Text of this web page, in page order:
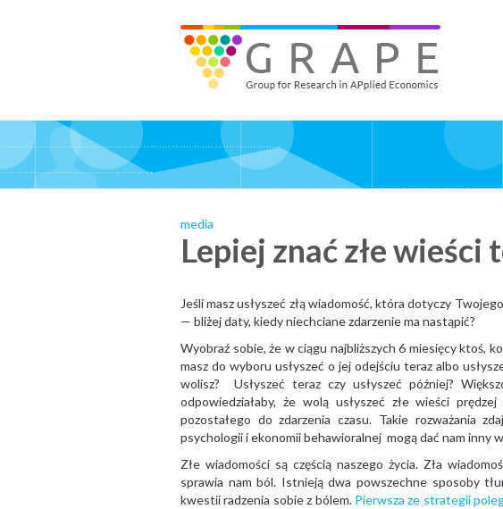
GRAPE - Group for Research in APplied Economics
media
Lepiej znać złe wieści
Jeśli masz usłyszeć złą wiadomość, która dotyczy
— bliżej daty, kiedy niechciane zdarzenie ma nastąpić?
Wyobraź sobie, że w ciągu najbliższych 6 miesięcy ktoś,
masz do wyboru usłyszeć o jej odejściu teraz albo
wolisz? Usłyszeć teraz czy usłyszeć później?
odpowiedziałaby, że wolą usłyszeć złe wieści
pozostałego do zdarzenia czasu. Takie rozważania
psychologii i ekonomii behawioralnej mogą dać nam inny
Złe wiadomości są częścią naszego życia. Zła
sprawia nam ból. Istnieją dwa powszechne sposoby
kwestii radzenia sobie z bólem. Pierwsza ze strategii